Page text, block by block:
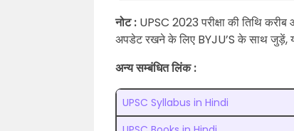
नोट : UPSC 2023 परीक्षा की तिथि
अपडेट रखने के लिए BYJU’S के साथ जुड़ें,
अन्य सम्बंधित लिंक :
UPSC Syllabus in Hindi